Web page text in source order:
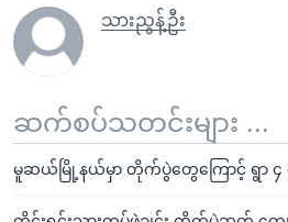
သားညွန့်ဦး
ဆက်စပ်သတင်းများ ...
မူဆယ်မြို့နယ်မှာ တိုက်ပွဲတွေကြောင့် ရွာ